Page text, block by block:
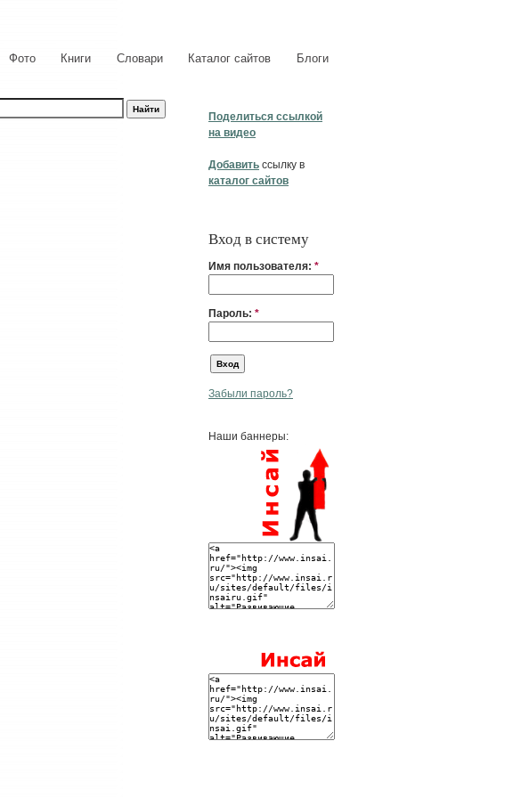
Фото Книги Словари Каталог сайтов Блоги
Поделиться ссылкой
на видео
Добавить ссылку в
каталог сайтов
Вход в систему
Имя пользователя: *
Пароль: *
Забыли пароль?
Наши баннеры: